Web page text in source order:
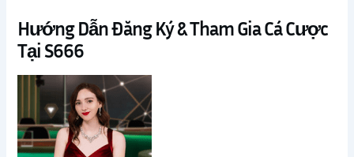
Hướng Dẫn Đăng Ký & Tham Gia Cá Cược
Tại S666